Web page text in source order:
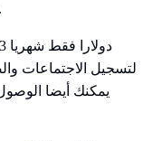
وهو ما قد يكون مكلفا للأفراد والمهنيين.
لتسجيل الاجتماعات
يمكنك أيضا